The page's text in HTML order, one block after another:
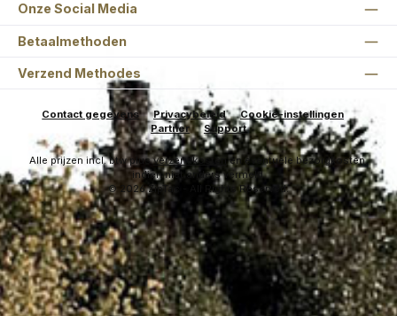
Onze Social Media
Betaalmethoden
Verzend Methodes
Contact gegevens Privacybeleid
Cookie-instellingen
Partner
Support
Alle prijzen incl. btw plusverzendkosten en eventuele bezorgkosten,
indien niet anders vermeld.
© 2026 ZipTac - All Rights Reserved.